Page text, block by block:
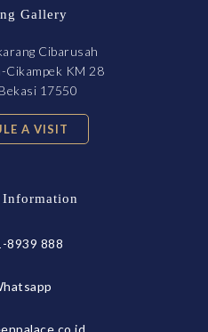
Gallery
Cibarusah
Cikampek KM 28
17550
A VISIT
8939 888